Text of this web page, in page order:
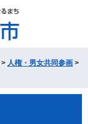
> 人権・男女共同参画 >